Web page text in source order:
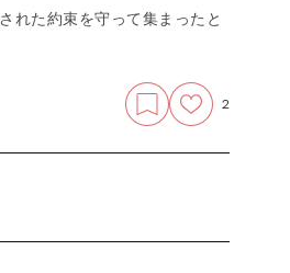
れた約束を守って集まったと
2